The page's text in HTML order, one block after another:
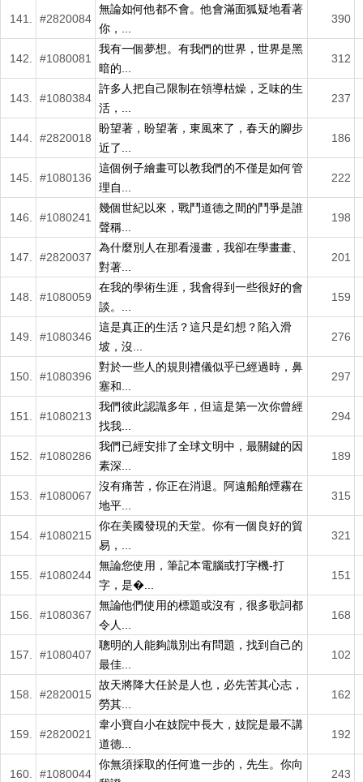
141. #2820084
無論如何他都不會。他會滿面狐疑地看著
你，...
390
142. #1080081
我有一個夢想。有我們的世界，世界是黑
暗的...
312
143. #1080384
許多人把自己限制在領導枯燥，乏味的生
活，...
237
144. #2820018
盼望著，盼望著，東風來了，春天的腳步
近了...
186
145. #1080136
這個例子繪畫可以教我們的不僅是如何管
理自...
222
146. #1080241
幾個世紀以來，戰鬥道德之間的鬥爭是誰
聲稱...
198
147. #2820037
為什麼別人在那看漫畫，我卻在學畫畫、
對著...
201
148. #1080059
在我的學術生涯，我會得到一些很好的會
談。...
159
149. #1080346
這是真正的生活？這只是幻想？陷入滑
坡，沒...
276
150. #1080396
對於一些人的規則禮儀似乎已經過時，鼻
塞和...
297
151. #1080213
我們彼此認識多年，但這是第一次你曾經
找我...
294
152. #1080286
我們已經安排了全球文明中，最關鍵的因
素深...
189
153. #1080067
沒有痛苦，你正在消退。阿遠船舶煙霧在
地平...
315
154. #1080215
你在美國發現的天堂。你有一個良好的貿
易，...
321
155. #1080244
無論您使用，筆記本電腦或打字機-打
字，是�...
151
156. #1080367
無論他們使用的標題或沒有，很多歌詞都
令人...
168
157. #1080407
聰明的人能夠識別出有問題，找到自己的
最佳...
102
158. #2820015
故天將降大任於是人也，必先苦其心志，
勞其...
162
159. #2820021
韋小寶自小在妓院中長大，妓院是最不講
道德...
192
160. #1080044
你無須採取的任何進一步的，先生。你向
243